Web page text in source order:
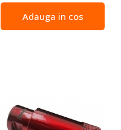
Profesional Standard -
calitate profesionala de
Adauga in cos